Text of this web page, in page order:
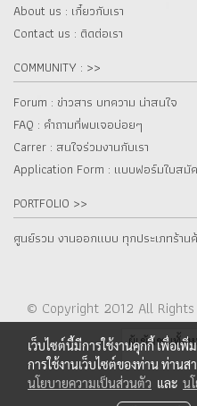
About us : เกี๋ยวกับเรา
Contact us : ติดต่อเรา
COMMUNITY : >>
Forum : ข่าวสาร บทความ น่าสนใจ
FAQ : คำถามที่พบเจอบ่อยๆ
Carrer : สนใจร่วมงานกับเรา
Application Form : แบบฟอร์มใบสมั
PORTFOLIO >>
ศูนย์รวม งานออกแบบ ทุกประเภทร้าน
© Copyright 2012 All
ผู้เข้าชมทั้ง
เว็บไซต์นี้มีการใช้งานคุกกี้ เพื่อ
การใช้งานเว็บไซต์ของท่าน ท่าน
นโยบายความเป็นส่วนตัว และ น